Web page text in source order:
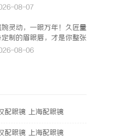
08-07
婉灵动，一眼万年！久匠量
定制的眉眼唇，才是你整张
的点睛之笔！淡颜系女生的
08-06
配眼镜 上海配眼镜
配眼镜 上海配眼镜